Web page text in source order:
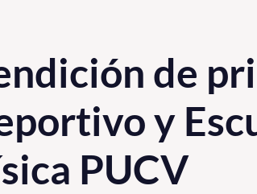
de
y
PUCV